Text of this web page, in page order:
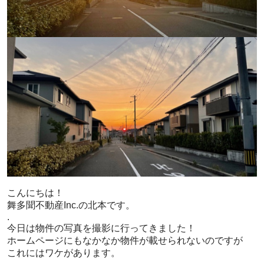
こんにちは！
舞多聞不動産Inc.の北本です。
.
今日は物件の写真を撮影に行ってきました！
ホームページにもなかなか物件が載せられないのですが
これにはワケがあります。